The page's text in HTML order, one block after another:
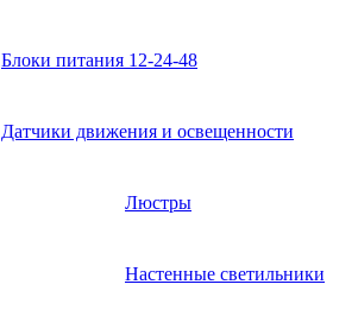
Блоки питания 12-24-48
Датчики движения и освещенности
Люстры
Настенные светильники